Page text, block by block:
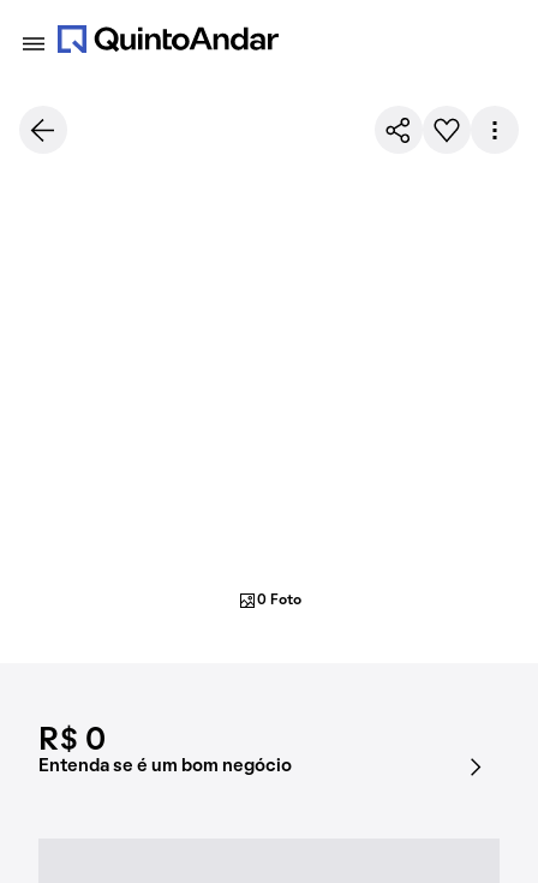
R$ 0
Entenda se é um bom negócio
0 Foto